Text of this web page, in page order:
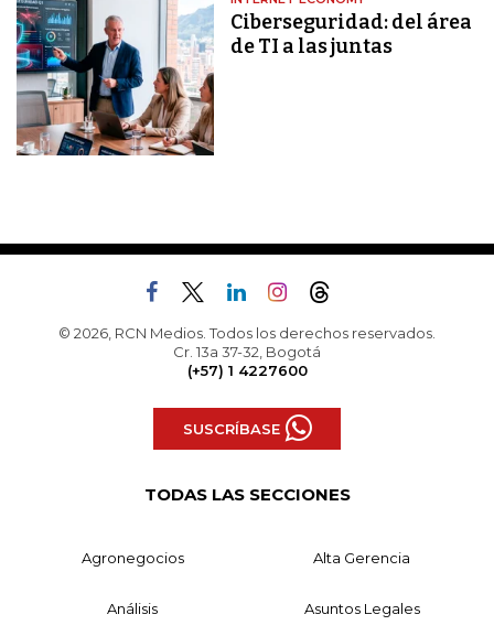
Ciberseguridad: del área
de TI a las juntas
© 2026, RCN Medios. Todos los derechos reservados.
Cr. 13a 37-32, Bogotá
(+57) 1 4227600
SUSCRÍBASE
TODAS LAS SECCIONES
Agronegocios Alta Gerencia
Análisis Asuntos Legales